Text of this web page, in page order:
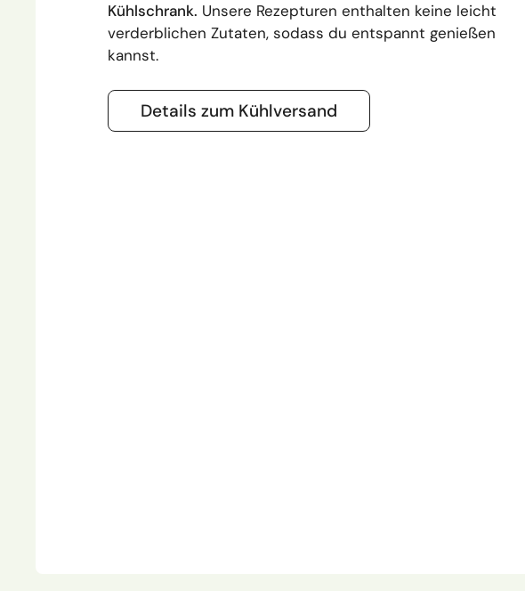
Kühlschrank. Unsere Rezepturen enthalten keine leicht
verderblichen Zutaten, sodass du entspannt genießen
kannst.
Details zum Kühlversand